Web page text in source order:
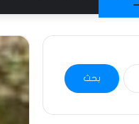
البحث
عن: